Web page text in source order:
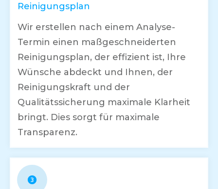
Reinigungsplan
Wir erstellen nach einem Analyse-
Termin einen maßgeschneiderten
Reinigungsplan, der effizient ist, Ihre
Wünsche abdeckt und Ihnen, der
Reinigungskraft und der
Qualitätssicherung maximale Klarheit
bringt. Dies sorgt für maximale
Transparenz.